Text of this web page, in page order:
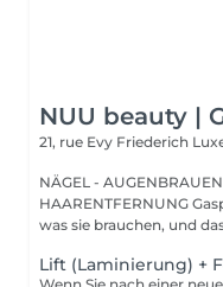
NUU beauty |
21, rue Evy Friederich
NÄGEL -
HAARENTFERNUNG Gasperich ist für alle, die genau wissen,
was sie brauchen, und
Lift (Laminierung) +